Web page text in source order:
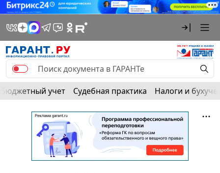
Бюджетный учет Судебная практика Налоги и